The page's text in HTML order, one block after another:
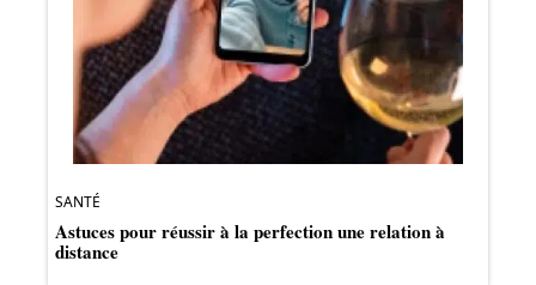
SANTÉ
Astuces pour réussir à la perfection une relation à
distance